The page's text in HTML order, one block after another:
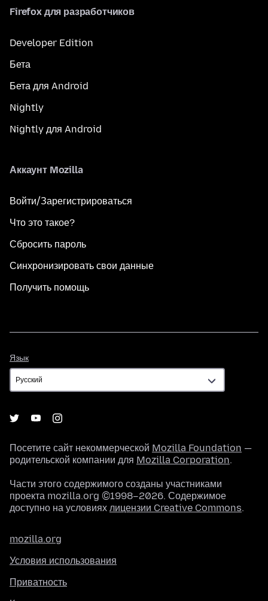
Firefox для разработчиков
Developer Edition
Бета
Бета для Android
Nightly
Nightly для Android
Аккаунт Mozilla
Войти/Зарегистрироваться
Что это такое?
Сбросить пароль
Синхронизировать свои данные
Получить помощь
Язык
Посетите сайт некоммерческой Mozilla Foundation —
родительской компании для Mozilla Corporation.
Части этого содержимого созданы участниками
проекта mozilla.org ©1998–2026. Содержимое
доступно на условиях лицензии Creative Commons.
mozilla.org
Условия использования
Приватность